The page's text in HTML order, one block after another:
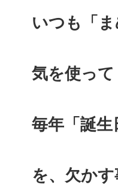
いつも「
気を使っ
毎年「誕
を、欠か